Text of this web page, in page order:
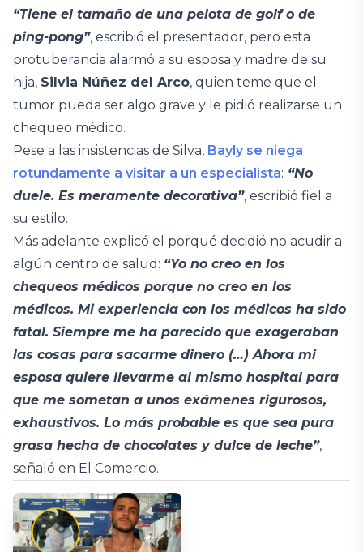
“Tiene el tamaño de una pelota de golf o de
ping-pong”, escribió el presentador, pero esta
protuberancia alarmó a su esposa y madre de su
hija, Silvia Núñez del Arco, quien teme que el
tumor pueda ser algo grave y le pidió realizarse un
chequeo médico.
Pese a las insistencias de Silva, Bayly se niega
rotundamente a visitar a un especialista: “No
duele. Es meramente decorativa”, escribió fiel a
su estilo.
Más adelante explicó el porqué decidió no acudir a
algún centro de salud: “Yo no creo en los
chequeos médicos porque no creo en los
médicos. Mi experiencia con los médicos ha sido
fatal. Siempre me ha parecido que exageraban
las cosas para sacarme dinero (…) Ahora mi
esposa quiere llevarme al mismo hospital para
que me sometan a unos exámenes rigurosos,
exhaustivos. Lo más probable es que sea pura
grasa hecha de chocolates y dulce de leche”,
señaló en El Comercio.